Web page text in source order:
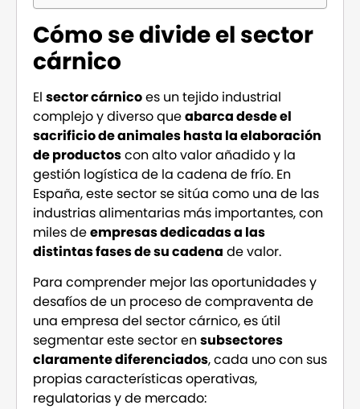
Cómo se divide el sector
cárnico
El sector cárnicoes un tejido industrial
complejo y diverso queabarca desde el
sacrificio de animales hasta la elaboración
de productoscon alto valor añadido y la
gestión logística de la cadena de frío. En
España, este sector se sitúa como una de las
industrias alimentarias más importantes, con
miles deempresas dedicadas a las
distintas fases de su cadena de valor.
Para comprender mejor las oportunidades y
desafíos de un proceso de compraventa de
una empresa del sector cárnico, es útil
segmentar este sector ensubsectores
claramente diferenciados, cada uno con sus
propias características operativas,
regulatorias y de mercado: